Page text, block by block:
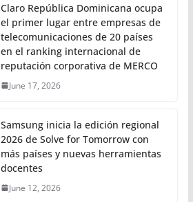
Claro República Dominicana ocupa
el primer lugar entre empresas de
telecomunicaciones de 20 países
en el ranking internacional de
reputación corporativa de MERCO
June 17, 2026
Samsung inicia la edición regional
2026 de Solve for Tomorrow con
más países y nuevas herramientas
docentes
June 12, 2026